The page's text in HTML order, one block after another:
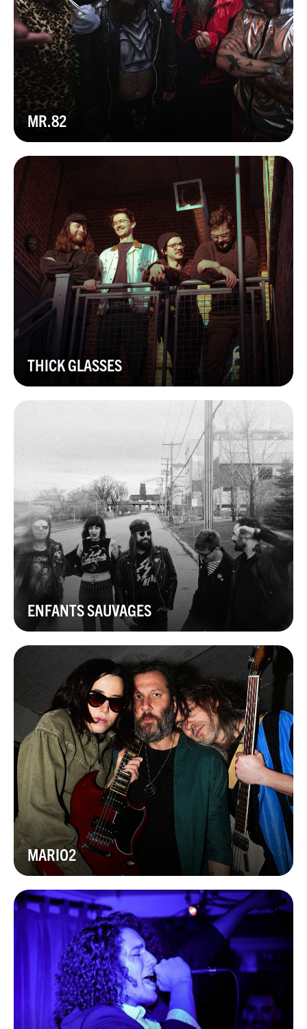
MR.82
THICK GLASSES
ENFANTS SAUVAGES
MARIO2